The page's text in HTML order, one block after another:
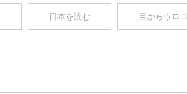
日本を読む 目からウロコ